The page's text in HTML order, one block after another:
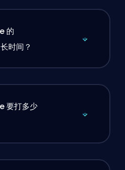
的
时间？
要打多少